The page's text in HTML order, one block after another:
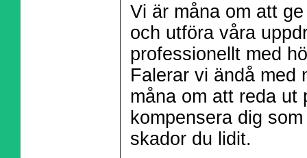
Vi är måna om att
och utföra våra
professionellt med
Falerar vi ändå med
måna om att reda ut
kompensera dig
skador du lidit.